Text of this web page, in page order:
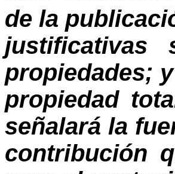
de la
propiedades;
propiedad
señalará la
contribución